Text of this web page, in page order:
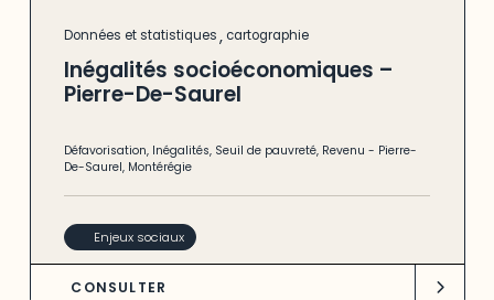
Données et statistiques, cartographie
Inégalités socioéconomiques –
Pierre-De-Saurel
Défavorisation, Inégalités, Seuil de pauvreté, Revenu - Pierre-
De-Saurel, Montérégie
Enjeux sociaux
CONSULTER